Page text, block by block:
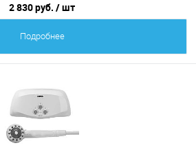
2 830 руб. / шт
Подробнее